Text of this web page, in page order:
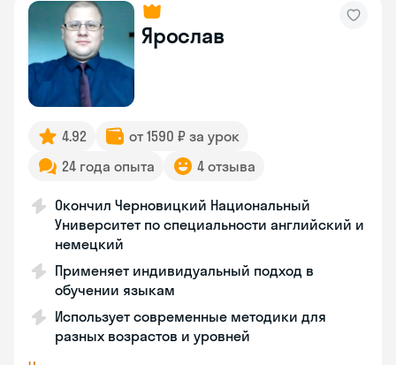
Ярослав
4.92
от 1590 ₽ за урок
24 года опыта
4 отзыва
Окончил Черновицкий Национальный
Университет по специальности английский и
немецкий
Применяет индивидуальный подход в
обучении языкам
Использует современные методики для
разных возрастов и уровней